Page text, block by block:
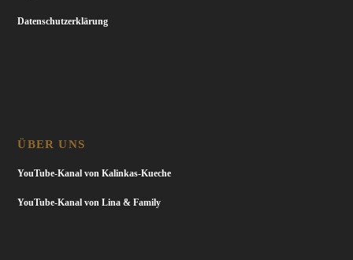
Datenschutzerklärung
ÜBER UNS
YouTube-Kanal von Kalinkas-Kueche
YouTube-Kanal von Lina & Family